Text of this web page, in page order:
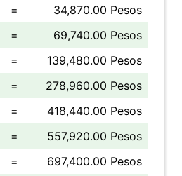
=
34,870.00 Pesos
=
69,740.00 Pesos
=
139,480.00 Pesos
=
278,960.00 Pesos
=
418,440.00 Pesos
=
557,920.00 Pesos
=
697,400.00 Pesos